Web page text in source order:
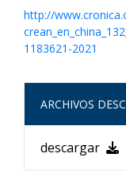
http://
1183621-2021
ARCHIVOS
descargar